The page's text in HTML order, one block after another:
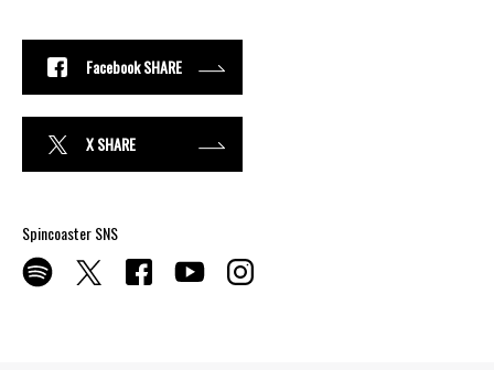
Facebook SHARE
X SHARE
Spincoaster SNS